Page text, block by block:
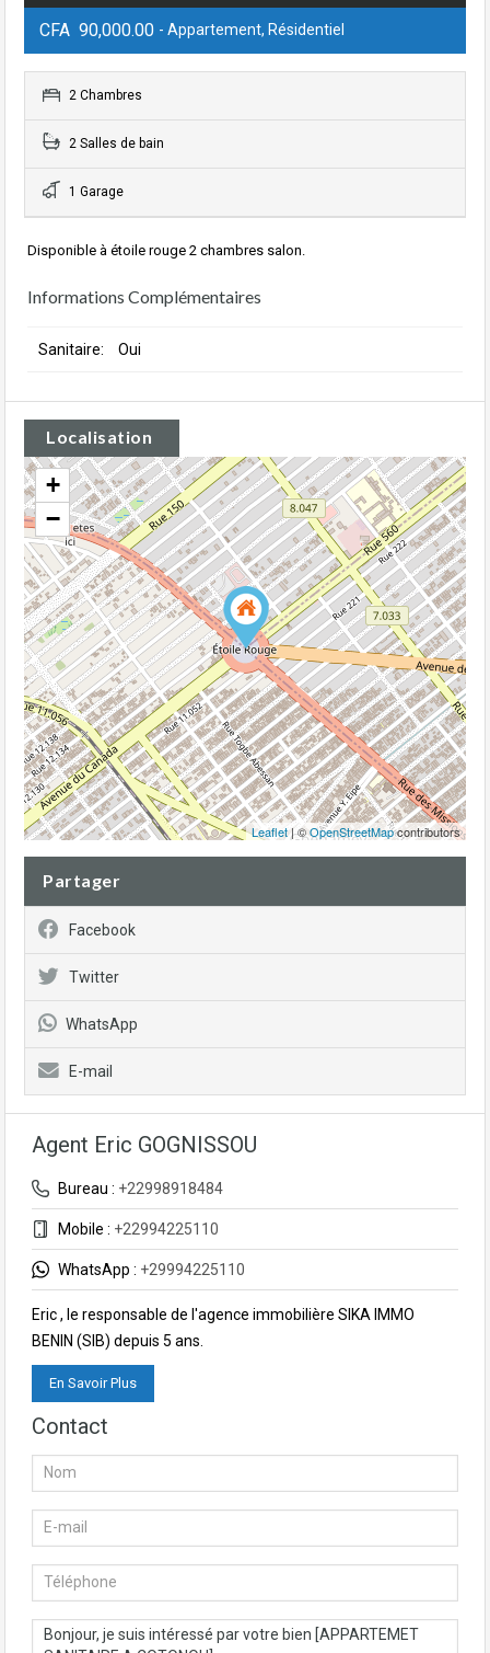
CFA 90,000.00 - Appartement, Résidentiel
2 Chambres
2 Salles de bain
1 Garage
Disponible à étoile rouge 2 chambres salon.
Informations Complémentaires
Sanitaire: Oui
Localisation
+
−
Leaflet| ©OpenStreetMapcontributors
Partager
Facebook
Twitter
WhatsApp
E-mail
Agent Eric GOGNISSOU
Bureau : +22998918484
Mobile : +22994225110
WhatsApp : +29994225110
Eric , le responsable de l'agence immobilière SIKA IMMO
BENIN (SIB) depuis 5 ans.
En Savoir Plus
Contact